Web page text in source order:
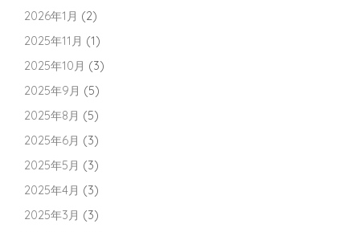
2026年1月 (2)
2025年11月 (1)
2025年10月 (3)
2025年9月 (5)
2025年8月 (5)
2025年6月 (3)
2025年5月 (3)
2025年4月 (3)
2025年3月 (3)